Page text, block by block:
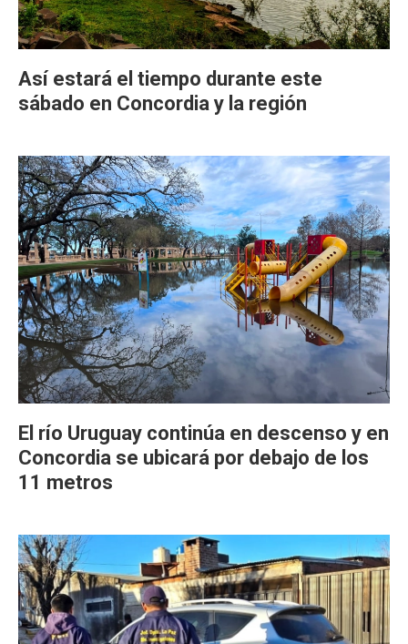
Así estará el tiempo durante este
sábado en Concordia y la región
El río Uruguay continúa en descenso y en
Concordia se ubicará por debajo de los
11 metros